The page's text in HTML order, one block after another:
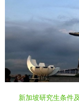
新加坡研究生条件